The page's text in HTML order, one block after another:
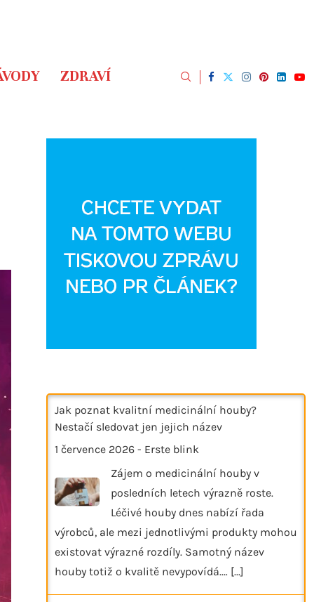
ZDRAVÍ
Jak poznat kvalitní medicinální houby?
Nestačí sledovat jen jejich název
1 července 2026 - Erste blink
Zájem o medicinální houby v
posledních letech výrazně roste.
Léčivé houby dnes nabízí řada
výrobců, ale mezi jednotlivými produkty mohou
existovat výrazné rozdíly. Samotný název
houby totiž o kvalitě nevypovídá.… [...]